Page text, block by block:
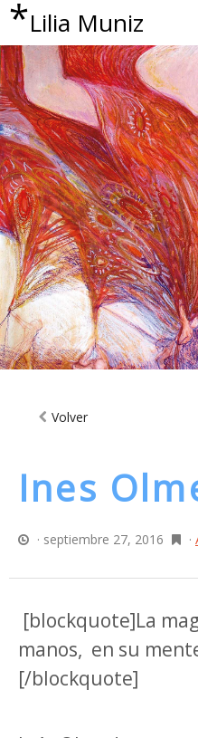
*Lilia Muniz
Volver
Ines
· septiembre 27, 2016 ·
[blockquote]La
manos, en su
[/blockquote]